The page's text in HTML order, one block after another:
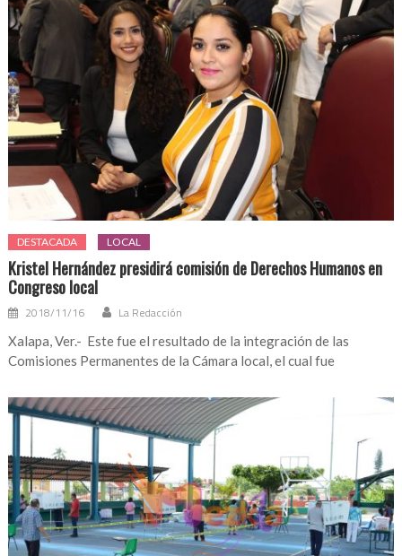
DESTACADA LOCAL
Kristel Hernández presidirá comisión de Derechos Humanos en
Congreso local
2018/11/16 La Redacción
Xalapa, Ver.- Este fue el resultado de la integración de las
Comisiones Permanentes de la Cámara local, el cual fue